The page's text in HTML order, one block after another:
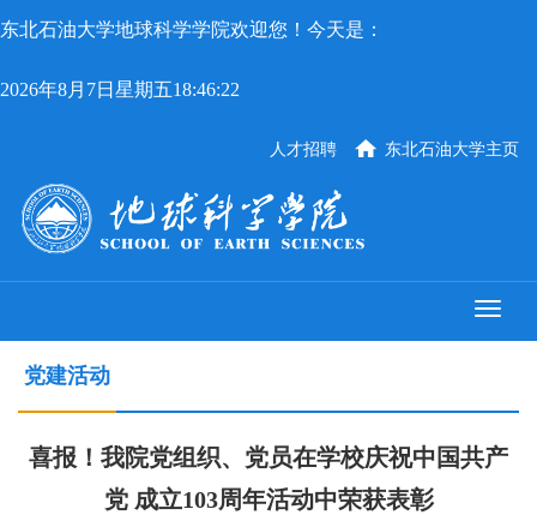
东北石油大学地球科学学院欢迎您！今天是：
2026年8月7日星期五18:46:22
东北石油大学主页
人才招聘
党建活动
喜报！我院党组织、党员在学校庆祝中国共产
党 成立103周年活动中荣获表彰